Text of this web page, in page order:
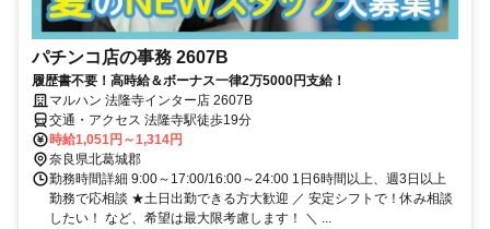
パチンコ店の事務 2607B
履歴書不要！高時給＆ボーナス一律2万5000円支給！
マルハン 法隆寺インター店 2607B
交通・アクセス 法隆寺駅徒歩19分
時給1,051円～1,314円
奈良県北葛城郡
勤務時間詳細 9:00～17:00/16:00～24:00 1日6時間以上、週3日以上
勤務で応相談 ★土日出勤できる方大歓迎 ／ 安定シフトで！休み相談
したい！ など、希望は最大限考慮します！ ＼ ...